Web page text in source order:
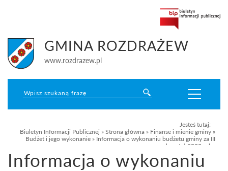
GMINA ROZDRAŻEW
www.rozdrazew.pl
Jesteś tutaj:
Biuletyn Informacji Publicznej » Strona główna » Finanse i mienie gminy »
Budżet i jego wykonanie » Informacja o wykonaniu budżetu gminy za III
kwartał 2023 roku
Informacja o wykonaniu